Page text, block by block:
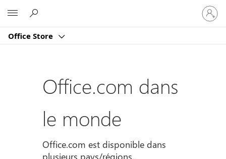
Office Store
vous
à
compte
Office.com dans
le monde
Office.com est disponible dans
plusieurs pays/régions.